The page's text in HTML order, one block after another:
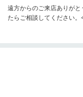
遠方からのご来店ありが
たらご相談してください。